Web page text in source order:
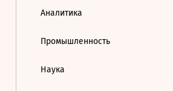
Аналитика
Промышленность
Наука